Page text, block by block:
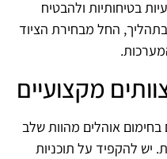
בטיחותיות ולהבטיח
החל מבחירת הציוד
מקצועיים
בחימום אוהלים מהוות שלב
יש להקפיד על תוכניות